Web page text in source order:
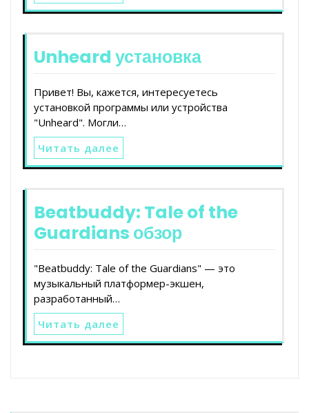
Unheard установка
Привет! Вы, кажется, интересуетесь
установкой программы или устройства
"Unheard". Могли…
Читать далее
Beatbuddy: Tale of the
Guardians обзор
"Beatbuddy: Tale of the Guardians" — это
музыкальный платформер-экшен,
разработанный…
Читать далее